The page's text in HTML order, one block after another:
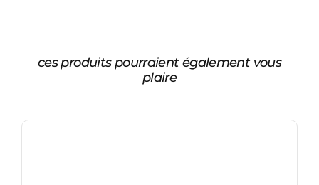
ces produits pourraient également vous
plaire